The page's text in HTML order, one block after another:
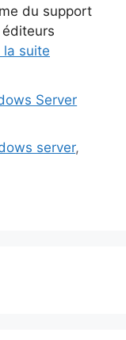
du support
la suite
Server
server,